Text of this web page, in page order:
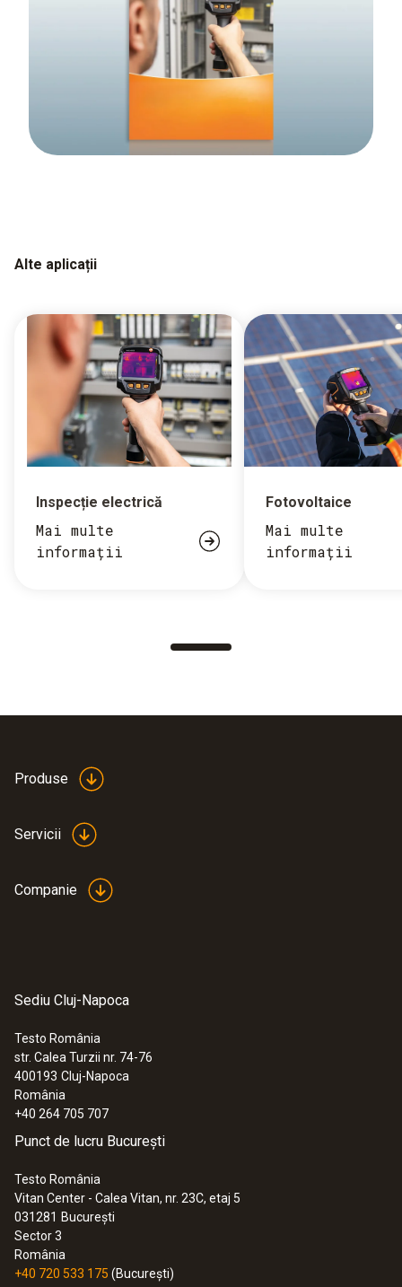
Alte aplicații
Inspecție electrică
Mai multe
informații
Fotovoltaice
Mai multe
informații
Produse
Servicii
Companie
Sediu Cluj-Napoca
Testo România
str. Calea Turzii nr. 74-76
400193 Cluj-Napoca
România
+40 264 705 707
Punct de lucru București
Testo România
Vitan Center - Calea Vitan, nr. 23C, etaj 5
031281 București
Sector 3
România
+40 720 533 175 (București)